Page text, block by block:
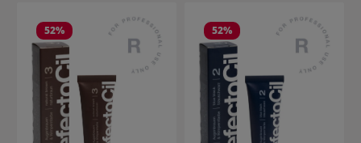
52% 52%